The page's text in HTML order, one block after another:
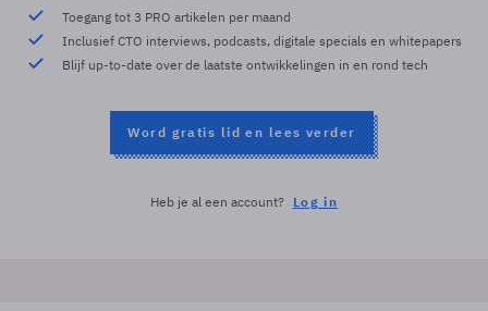
Toegang tot 3 PRO artikelen per maand
Inclusief CTO interviews, podcasts, digitale specials en whitepapers
Blijf up-to-date over de laatste ontwikkelingen in en rond tech
Word gratis lid en lees verder
Heb je al een account? Log in